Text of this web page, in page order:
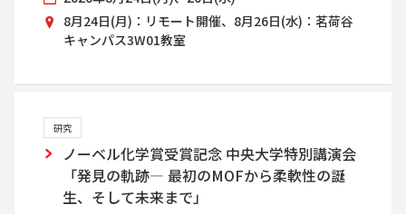
8月24日(月)：リモート開催、8月26日(水)：茗荷谷
キャンパス3W01教室
研究
ノーベル化学賞受賞記念 中央大学特別講演会
「発見の軌跡― 最初のMOFから柔軟性の誕
生、そして未来まで」